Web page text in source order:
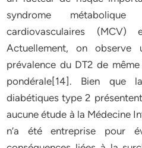
syndrome
cardiovasculaires (MCV)
Actuellement, on observe
prévalence du DT2 de
pondérale[14]. Bien que
diabétiques type 2
aucune étude à la Médecine
n’a été entreprise pour